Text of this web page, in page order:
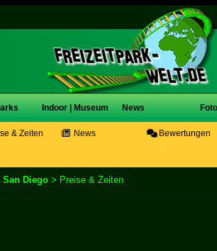
Indoor | Museum News
& Zeiten News Bewertungen
Diego > Preise & Zeiten